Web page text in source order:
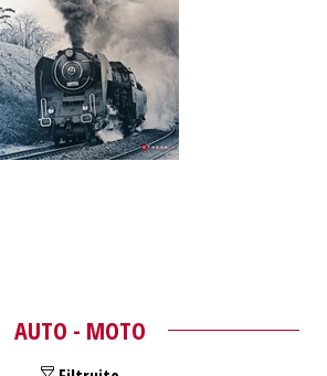
Zahraniční literatura Zdraví a životní styl
Všechny tituly
Do košíku
990 Kč
792 Kč
AUTO - MOTO